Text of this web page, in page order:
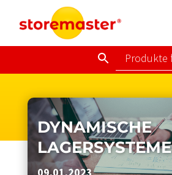
DYNAMISCHE
LAGERSYSTEME